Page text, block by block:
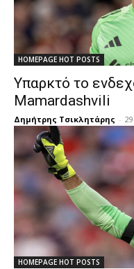
HOMEPAGE HOT POSTS
Υπαρκτό το
Mamardashvili
Δημήτρης Τσικλητάρης -
HOMEPAGE HOT POSTS